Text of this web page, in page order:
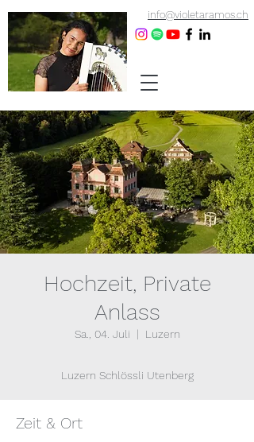
info@violetaramos.ch
Hochzeit, Private
Anlass
Sa., 04. Juli
  |
Luzern
Luzern Schlössli Utenberg
Zeit & Ort